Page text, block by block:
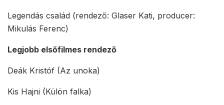
Legendás család (rendező: Glaser Kati, producer:
Mikulás Ferenc)
Legjobb elsőfilmes rendező
Deák Kristóf (Az unoka)
Kis Hajni (Külön falka)